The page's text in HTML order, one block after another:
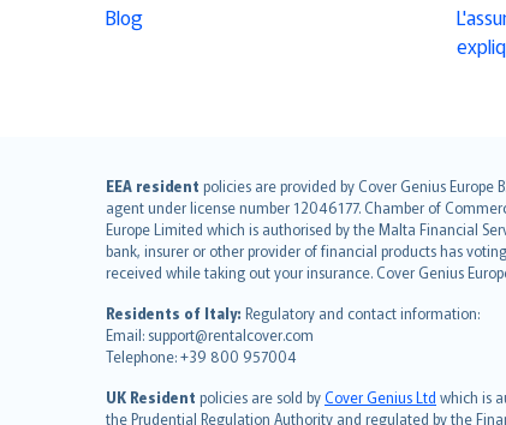
Blog
EEA resident policies are provided by Cover Genius Europe
agent under license number 12046177. Chamber of
Europe Limited which is authorised by the Malta Financial
bank, insurer or other provider of financial products has
received while taking out your insurance. Cover Genius
Residents of Italy: Regulatory and contact information:
Email: support@rentalcover.com
Telephone: +39 800 957004
UK Resident policies are sold byCover Genius Ltd which is
the Prudential Regulation Authority and regulated by the
English (UK)
English (US)
Deutsch
français
Nederlands
español
italiano
简体中文
繁體中文